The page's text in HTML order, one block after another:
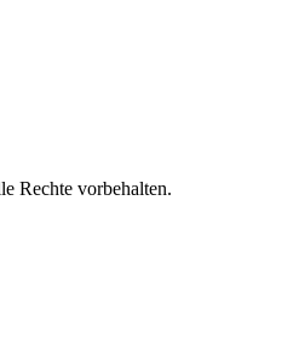
Rechte vorbehalten.